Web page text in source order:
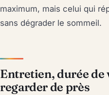
maximum, mais celui qui
sans dégrader le sommeil.
Entretien, durée de
regarder de près